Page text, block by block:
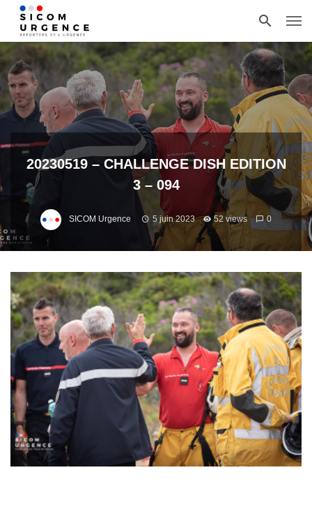
20230519 – CHALLENGE DISH EDITION
3 – 094
SICOM Urgence 5 juin 2023 52 views 0